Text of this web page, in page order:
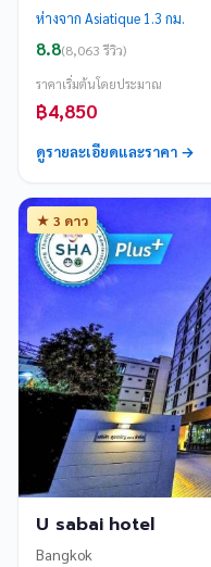
ห่างจาก Asiatique 1.3 กม.
8.8(8,063 รีวิว)
ราคาเริ่มต้นโดยประมาณ
฿4,850
ดูรายละเอียดและราคา →
★ 3 ดาว
U sabai hotel
Bangkok